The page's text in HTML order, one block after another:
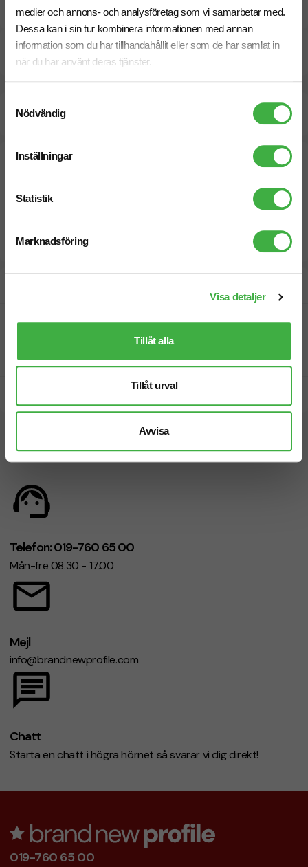
medier och annons- och analysföretag som vi samarbetar med.
Dessa kan i sin tur kombinera informationen med annan
information som du har tillhandahållit eller som de har samlat in
när du har använt deras tjänster.
Nödvändig
Inställningar
Statistik
Marknadsföring
Visa detaljer
Tillåt alla
Tillåt urval
Avvisa
Specifikationer
Pristabell
4-5 veckor
Fri offert
Prisgaranti
Vi hjälper dig gärna!
Telefon: 019-760 65 00
Mån-fre 08.30 - 17.00
Mejl
info@brandnewprofile.com
Chatt
Starta en chatt i högra hörnet så svarar vi dig direkt!
019-760 65 00